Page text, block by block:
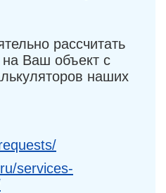
рассчитать
на Ваш объект с
наших
services-